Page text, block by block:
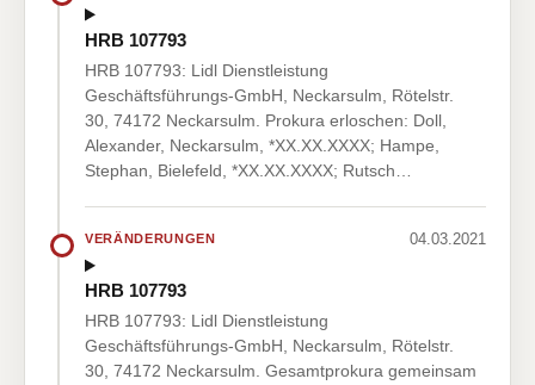
HRB 107793
HRB 107793: Lidl Dienstleistung
Geschäftsführungs-GmbH, Neckarsulm, Rötelstr.
30, 74172 Neckarsulm. Prokura erloschen: Doll,
Alexander, Neckarsulm, *XX.XX.XXXX; Hampe,
Stephan, Bielefeld, *XX.XX.XXXX; Rutsch…
VERÄNDERUNGEN 04.03.2021
HRB 107793
HRB 107793: Lidl Dienstleistung
Geschäftsführungs-GmbH, Neckarsulm, Rötelstr.
30, 74172 Neckarsulm. Gesamtprokura gemeinsam